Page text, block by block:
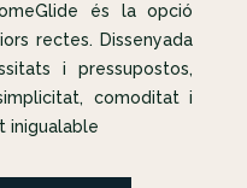
és la opció
rectes. Dissenyada
i pressupostos,
comoditat i
inigualable